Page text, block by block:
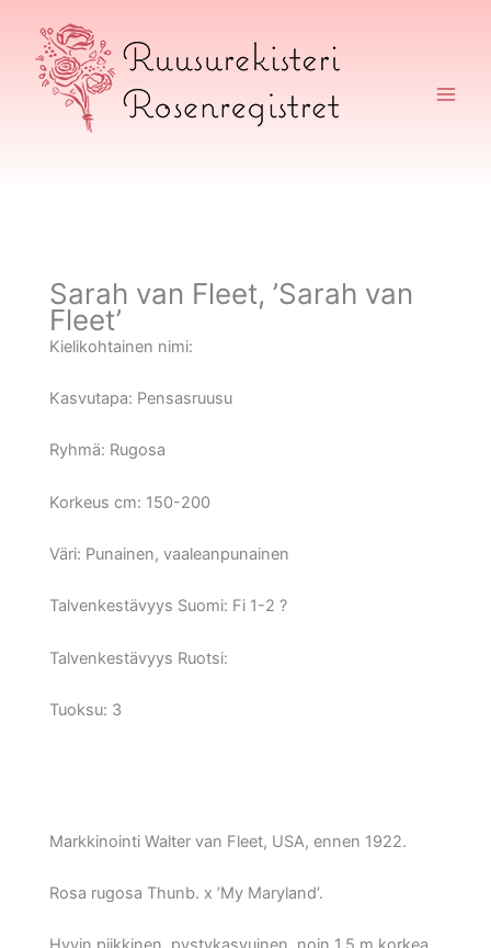
sisältöön
Sarah van Fleet, ’Sarah van
Fleet’
Kielikohtainen nimi:
Kasvutapa: Pensasruusu
Ryhmä: Rugosa
Korkeus cm: 150-200
Väri: Punainen, vaaleanpunainen
Talvenkestävyys Suomi: Fi 1-2 ?
Talvenkestävyys Ruotsi:
Tuoksu: 3
Markkinointi Walter van Fleet, USA, ennen 1922.
Rosa rugosa Thunb. x ’My Maryland’.